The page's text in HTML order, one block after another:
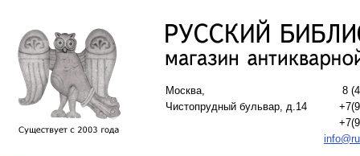
Москва,
Чистопрудный бульвар, д.14
8